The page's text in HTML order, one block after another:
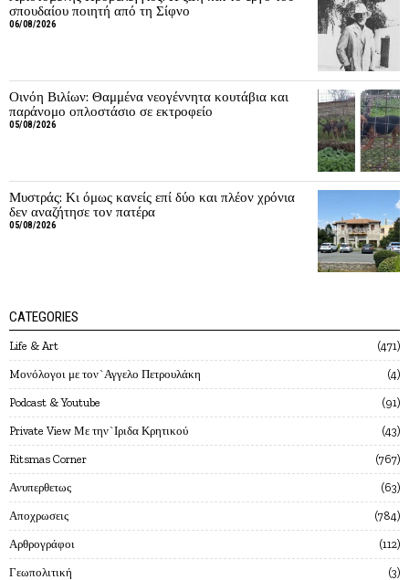
σπουδαίου ποιητή από τη Σίφνο
06/08/2026
Οινόη Βιλίων: Θαμμένα νεογέννητα κουτάβια και
παράνομο οπλοστάσιο σε εκτροφείο
05/08/2026
Μυστράς: Κι όμως κανείς επί δύο και πλέον χρόνια
δεν αναζήτησε τον πατέρα
05/08/2026
CATEGORIES
Life & Art 471
Mονόλογοι με τον`Αγγελο Πετρουλάκη 4
Podcast & Youtube 91
Private View Με την`Ιριδα Κρητικού 43
Ritsmas Corner 767
Ανυπερθετως 63
Αποχρωσεις 784
Αρθρογράφοι 112
Γεωπολιτική 3